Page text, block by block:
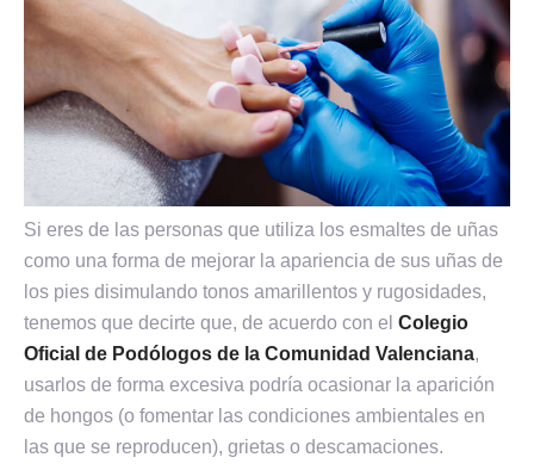
Si eres de las personas que utiliza los esmaltes de uñas
como una forma de mejorar la apariencia de sus uñas de
los pies disimulando tonos amarillentos y rugosidades,
tenemos que decirte que, de acuerdo con el Colegio
Oficial de Podólogos de la Comunidad Valenciana,
usarlos de forma excesiva podría ocasionar la aparición
de hongos (o fomentar las condiciones ambientales en
las que se reproducen), grietas o descamaciones.